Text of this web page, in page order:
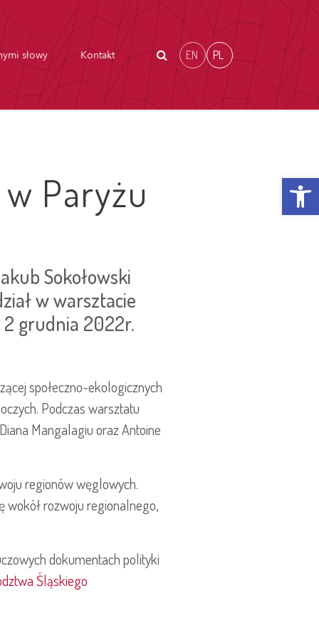
Otwórz
słowy Kontakt EN PL
Paryżu
Sokołowski
w warsztacie
2 grudnia 2022r.
społeczno-ekologicznych
Podczas warsztatu
Mangalagiu oraz Antoine
regionów węglowych.
wokół rozwoju regionalnego,
dokumentach polityki
Śląskiego